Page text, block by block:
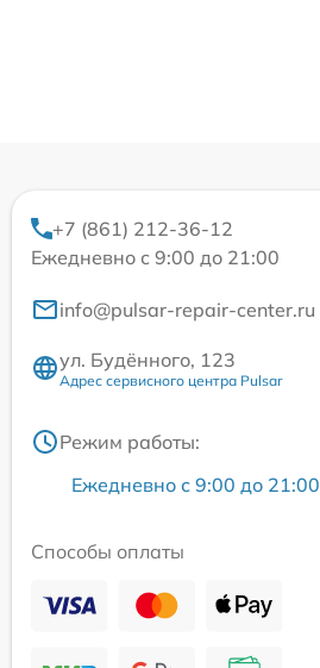
+7 (861) 212-36-12
Ежедневно с 9:00 до 21:00
info@pulsar-repair-center.ru
ул. Будённого, 123
Адрес сервисного центра Pulsar
Режим работы:
Ежедневно с 9:00 до 21:00
Способы оплаты